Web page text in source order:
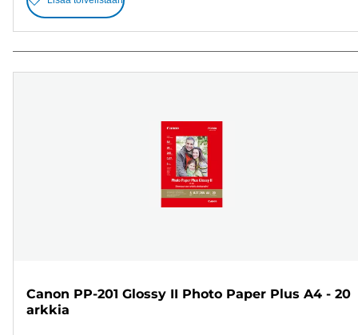
Canon PP-201 Glossy II Photo Paper Plus A4 - 20
arkkia